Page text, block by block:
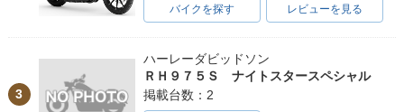
バイクを探す レビューを見る
3
ハーレーダビッドソン
ＲＨ９７５Ｓ ナイトスタースペシャル
掲載台数：2